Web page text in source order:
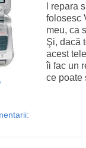
l repara
folosesc
meu, ca
Şi, dacă
acest
îi fac un
ce poate